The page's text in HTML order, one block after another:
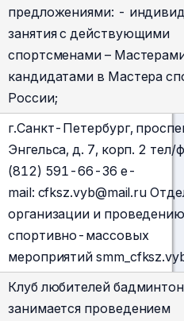
предложениями: -
занятия с действующими
спортсменами –
кандидатами в Мастера
России;
г.Санкт-Петербург,
Энгельса, д. 7, корп. 2 тел/
(812) 591-66-36 e-
mail: cfksz.vyb@mail.ru
организации и
спортивно-массовых
мероприятий
Клуб любителей
занимается проведением